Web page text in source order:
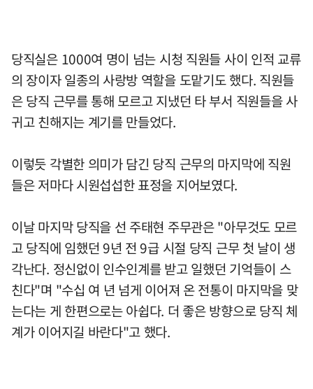
당직실은 1000여 명이 넘는 시청 직원들 사이 인적 교류
의 장이자 일종의 사랑방 역할을 도맡기도 했다. 직원들
은 당직 근무를 통해 모르고 지냈던 타 부서 직원들을 사
귀고 친해지는 계기를 만들었다.
이렇듯 각별한 의미가 담긴 당직 근무의 마지막에 직원
들은 저마다 시원섭섭한 표정을 지어보였다.
이날 마지막 당직을 선 주태현 주무관은 "아무것도 모르
고 당직에 임했던 9년 전 9급 시절 당직 근무 첫 날이 생
각난다. 정신없이 인수인계를 받고 일했던 기억들이 스
친다"며 "수십 여 년 넘게 이어져 온 전통이 마지막을 맞
는다는 게 한편으로는 아쉽다. 더 좋은 방향으로 당직 체
계가 이어지길 바란다"고 했다.